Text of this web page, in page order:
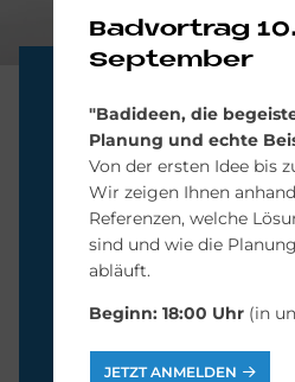
Ein­bau-
Wand eingelassen. So
Spiegelschrank nur
dahinter liegende
verstauen können,
praktisch in der Wand.
Badvortrag 10.
September
"Bad­ide­en, die
Pla­nung und ech­te
Von der ersten Idee bis
Wir zeigen Ihnen
Referenzen, welche
sind und wie die
abläuft.
Beginn: 18:00 Uhr (in
JETZT ANMELDEN